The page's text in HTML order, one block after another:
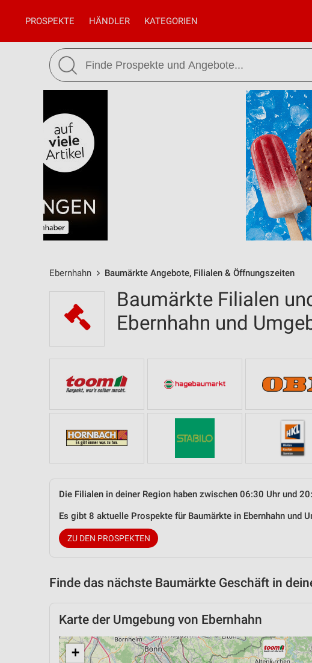
PROSPEKTE HÄNDLER KATEGORIEN
Ebernhahn Baumärkte Angebote, Filialen & Öffnungszeiten
Baumärkte Filialen
Ebernhahn und
Die Filialen in deiner Region haben zwischen 06:30 Uhr und
Es gibt 8 aktuelle Prospekte für Baumärkte in Ebernhahn und
ZU DEN PROSPEKTEN
Finde das nächste Baumärkte Geschäft in
Karte der Umgebung von Ebernhahn
+